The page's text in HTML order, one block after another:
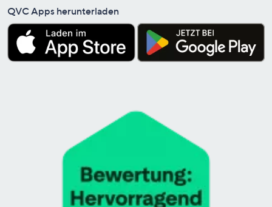
QVC Apps herunterladen